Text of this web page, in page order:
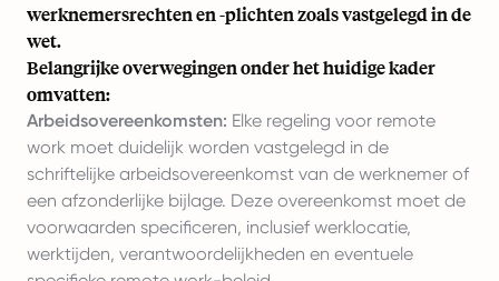
werknemersrechten en -plichten zoals vastgelegd in de
wet.
Belangrijke overwegingen onder het huidige kader
omvatten:
Arbeidsovereenkomsten: Elke regeling voor remote
work moet duidelijk worden vastgelegd in de
schriftelijke arbeidsovereenkomst van de werknemer of
een afzonderlijke bijlage. Deze overeenkomst moet de
voorwaarden specificeren, inclusief werklocatie,
werktijden, verantwoordelijkheden en eventuele